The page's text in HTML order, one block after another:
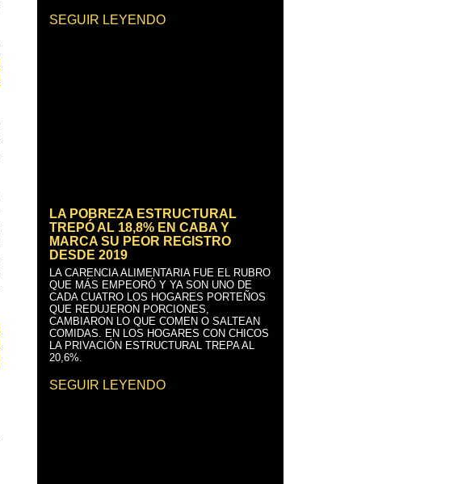
SEGUIR LEYENDO
LA POBREZA ESTRUCTURAL
TREPÓ AL 18,8% EN CABA Y
MARCA SU PEOR REGISTRO
DESDE 2019
LA CARENCIA ALIMENTARIA FUE EL RUBRO
QUE MÁS EMPEORÓ Y YA SON UNO DE
CADA CUATRO LOS HOGARES PORTEÑOS
QUE REDUJERON PORCIONES,
CAMBIARON LO QUE COMEN O SALTEAN
COMIDAS. EN LOS HOGARES CON CHICOS
LA PRIVACIÓN ESTRUCTURAL TREPA AL
20,6%.
SEGUIR LEYENDO